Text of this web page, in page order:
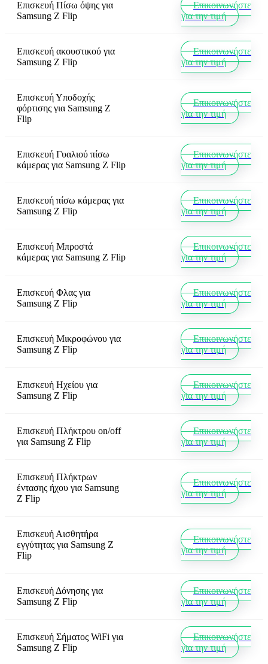
Επισκευή Πίσω όψης για
Samsung Z Flip
Επικοινωνήστε
για την τιμή
Επισκευή ακουστικού για
Samsung Z Flip
Επικοινωνήστε
για την τιμή
Επισκευή Υποδοχής
φόρτισης για Samsung Z
Flip
Επικοινωνήστε
για την τιμή
Επισκευή Γυαλιού πίσω
κάμερας για Samsung Z Flip
Επικοινωνήστε
για την τιμή
Επισκευή πίσω κάμερας για
Samsung Z Flip
Επικοινωνήστε
για την τιμή
Επισκευή Μπροστά
κάμερας για Samsung Z Flip
Επικοινωνήστε
για την τιμή
Επισκευή Φλας για
Samsung Z Flip
Επικοινωνήστε
για την τιμή
Επισκευή Μικροφώνου για
Samsung Z Flip
Επικοινωνήστε
για την τιμή
Επισκευή Ηχείου για
Samsung Z Flip
Επικοινωνήστε
για την τιμή
Επισκευή Πλήκτρου on/off
για Samsung Z Flip
Επικοινωνήστε
για την τιμή
Επισκευή Πλήκτρων
έντασης ήχου για Samsung
Z Flip
Επικοινωνήστε
για την τιμή
Επισκευή Αισθητήρα
εγγύτητας για Samsung Z
Flip
Επικοινωνήστε
για την τιμή
Επισκευή Δόνησης για
Samsung Z Flip
Επικοινωνήστε
για την τιμή
Επισκευή Σήματος WiFi για
Samsung Z Flip
Επικοινωνήστε
για την τιμή